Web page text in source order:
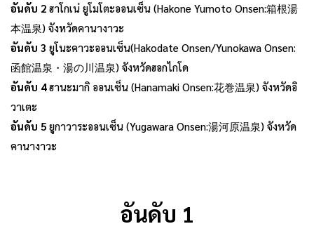
อันดับ 2 ฮาโกเน่ ยูโมโตะออนเซ็น (Hakone Yumoto Onsen:箱根湯
本温泉) จังหวัดคานางาวะ
อันดับ 3 ยูโนะคาวะออนเซ็น(Hakodate Onsen/Yunokawa Onsen:
函館温泉・湯の川温泉) จังหวัดฮอกไกโด
อันดับ 4ฮานะมากิ ออนเซ็น (Hanamaki Onsen:花巻温泉) จังหวัดอิ
วาเตะ
อันดับ 5 ยูกาวาระออนเซ็น (Yugawara Onsen:湯河原温泉) จังหวัด
คานางาวะ
อันดับ 1